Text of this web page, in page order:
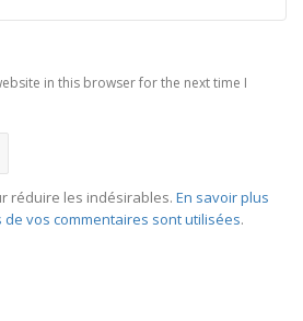
in this browser for the next time I
réduire les indésirables. En savoir plus
vos commentaires sont utilisées.